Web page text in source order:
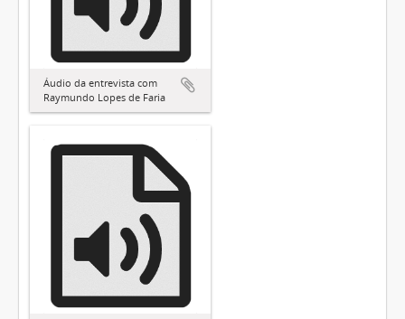
Áudio da entrevista com
Raymundo Lopes de Faria